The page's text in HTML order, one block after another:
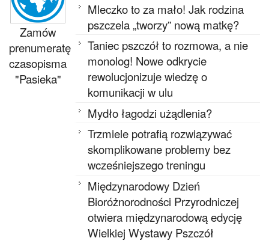
Zamów
prenumeratę
czasopisma
"Pasieka"
Mleczko to za mało! Jak rodzina
pszczela „tworzy” nową matkę?
Taniec pszczół to rozmowa, a nie
monolog! Nowe odkrycie
rewolucjonizuje wiedzę o
komunikacji w ulu
Mydło łagodzi użądlenia?
Trzmiele potrafią rozwiązywać
skomplikowane problemy bez
wcześniejszego treningu
Międzynarodowy Dzień
Bioróżnorodności Przyrodniczej
otwiera międzynarodową edycję
Wielkiej Wystawy Pszczół